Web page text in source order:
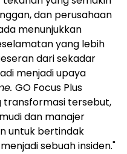
dan perusahaan
menunjukkan
yang lebih
dari sekadar
menjadi upaya
GO Focus Plus
transformasi tersebut,
dan manajer
untuk bertindak
sebuah insiden."